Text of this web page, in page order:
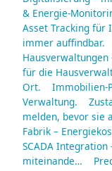
& Energie-
Asset Tracking für
immer auffindbar.
Hausverwaltungen
für die
Ort.
Immobilien-
Verwaltung.
melden, bevor sie
Fabrik –
SCADA
miteinande…